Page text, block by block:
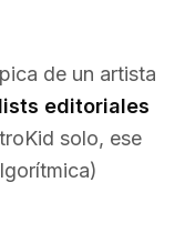
de un artista
editoriales
solo, ese